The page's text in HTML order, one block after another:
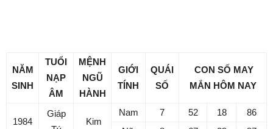
NĂM
SINH
TUỔI
NẠP
ÂM
MỆNH
NGŨ
HÀNH
GIỚI
TÍNH
QUÁI
SỐ
CON SỐ MAY
MẮN HÔM NAY
1984
Giáp
Kim
Nam 7 52 18
86